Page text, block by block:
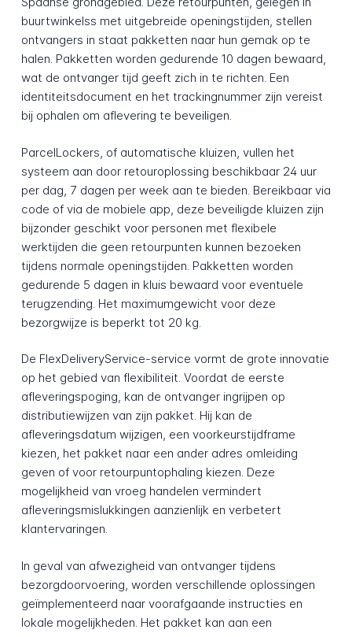
buurtwinkelss met uitgebreide openingstijden, stellen
ontvangers in staat pakketten naar hun gemak op te
halen. Pakketten worden gedurende 10 dagen bewaard,
wat de ontvanger tijd geeft zich in te richten. Een
identiteitsdocument en het trackingnummer zijn vereist
bij ophalen om aflevering te beveiligen.
ParcelLockers, of automatische kluizen, vullen het
systeem aan door retouroplossing beschikbaar 24 uur
per dag, 7 dagen per week aan te bieden. Bereikbaar via
code of via de mobiele app, deze beveiligde kluizen zijn
bijzonder geschikt voor personen met flexibele
werktijden die geen retourpunten kunnen bezoeken
tijdens normale openingstijden. Pakketten worden
gedurende 5 dagen in kluis bewaard voor eventuele
terugzending. Het maximumgewicht voor deze
bezorgwijze is beperkt tot 20 kg.
De FlexDeliveryService-service vormt de grote innovatie
op het gebied van flexibiliteit. Voordat de eerste
afleveringspoging, kan de ontvanger ingrijpen op
distributiewijzen van zijn pakket. Hij kan de
afleveringsdatum wijzigen, een voorkeurstijdframe
kiezen, het pakket naar een ander adres omleiding
geven of voor retourpuntophaling kiezen. Deze
mogelijkheid van vroeg handelen vermindert
afleveringsmislukkingen aanzienlijk en verbetert
klantervaringen.
In geval van afwezigheid van ontvanger tijdens
bezorgdoorvoering, worden verschillende oplossingen
geïmplementeerd naar voorafgaande instructies en
lokale mogelijkheden. Het pakket kan aan een